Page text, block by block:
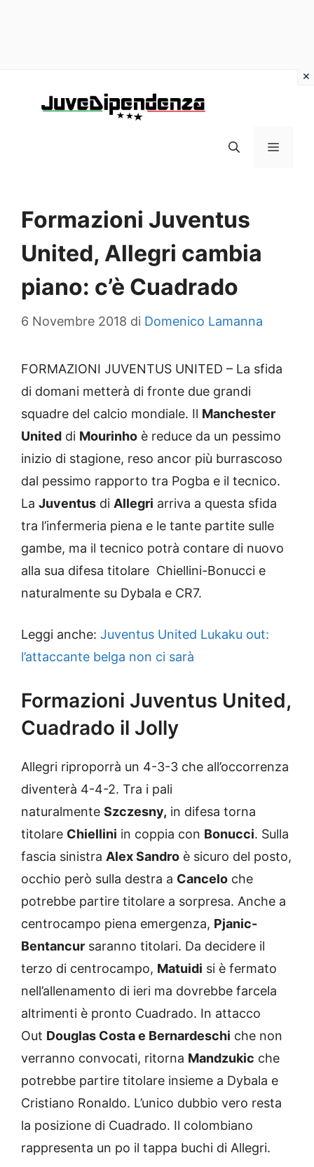
MENU
Formazioni Juventus
United, Allegri cambia
piano: c’è Cuadrado
6 Novembre 2018 di Domenico Lamanna
FORMAZIONI JUVENTUS UNITED – La sfida
di domani metterà di fronte due grandi
squadre del calcio mondiale. Il Manchester
United di Mourinho è reduce da un pessimo
inizio di stagione, reso ancor più burrascoso
dal pessimo rapporto tra Pogba e il tecnico.
La Juventus di Allegri arriva a questa sfida
tra l’infermeria piena e le tante partite sulle
gambe, ma il tecnico potrà contare di nuovo
alla sua difesa titolare Chiellini-Bonucci e
naturalmente su Dybala e CR7.
Leggi anche: Juventus United Lukaku out:
l’attaccante belga non ci sarà
Formazioni Juventus United,
Cuadrado il Jolly
Allegri riproporrà un 4-3-3 che all’occorrenza
diventerà 4-4-2. Tra i pali
naturalmente Szczesny, in difesa torna
titolare Chiellini in coppia con Bonucci. Sulla
fascia sinistra Alex Sandro è sicuro del posto,
occhio però sulla destra a Cancelo che
potrebbe partire titolare a sorpresa. Anche a
centrocampo piena emergenza, Pjanic-
Bentancur saranno titolari. Da decidere il
terzo di centrocampo, Matuidi si è fermato
nell’allenamento di ieri ma dovrebbe farcela
altrimenti è pronto Cuadrado. In attacco
Out Douglas Costa e Bernardeschi che non
verranno convocati, ritorna Mandzukic che
potrebbe partire titolare insieme a Dybala e
Cristiano Ronaldo. L’unico dubbio vero resta
la posizione di Cuadrado. Il colombiano
rappresenta un po il tappa buchi di Allegri.